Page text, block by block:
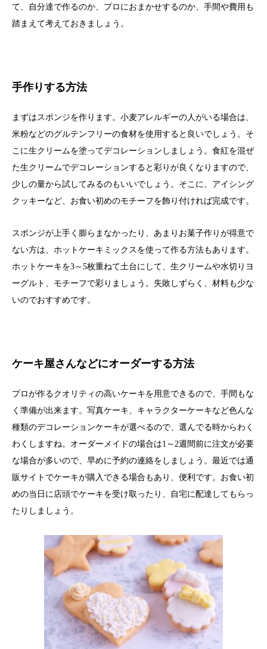
て、自分達で作るのか、プロにおまかせするのか、手間や費用も
踏まえて考えておきましょう。
手作りする方法
まずはスポンジを作ります。小麦アレルギーの人がいる場合は、
米粉などのグルテンフリーの食材を使用すると良いでしょう。そ
こに生クリームを塗ってデコレーションしましょう。食紅を混ぜ
た生クリームでデコレーションすると彩りが良くなりますので、
少しの量から試してみるのもいいでしょう。そこに、アイシング
クッキーなど、お食い初めのモチーフを飾り付ければ完成です。
スポンジが上手く膨らまなかったり、あまりお菓子作りが得意で
ない方は、ホットケーキミックスを使って作る方法もあります。
ホットケーキを3～5枚重ねて土台にして、生クリームや水切りヨ
ーグルト、モチーフで彩りましょう。失敗しずらく、材料も少な
いのでおすすめです。
ケーキ屋さんなどにオーダーする方法
プロが作るクオリティの高いケーキを用意できるので、手間もな
く準備が出来ます。写真ケーキ、キャラクターケーキなど色んな
種類のデコレーションケーキが選べるので、選んでる時からわく
わくしますね。オーダーメイドの場合は1～2週間前に注文が必要
な場合が多いので、早めに予約の連絡をしましょう。最近では通
販サイトでケーキが購入できる場合もあり、便利です。お食い初
めの当日に店頭でケーキを受け取ったり、自宅に配達してもらっ
たりしましょう。